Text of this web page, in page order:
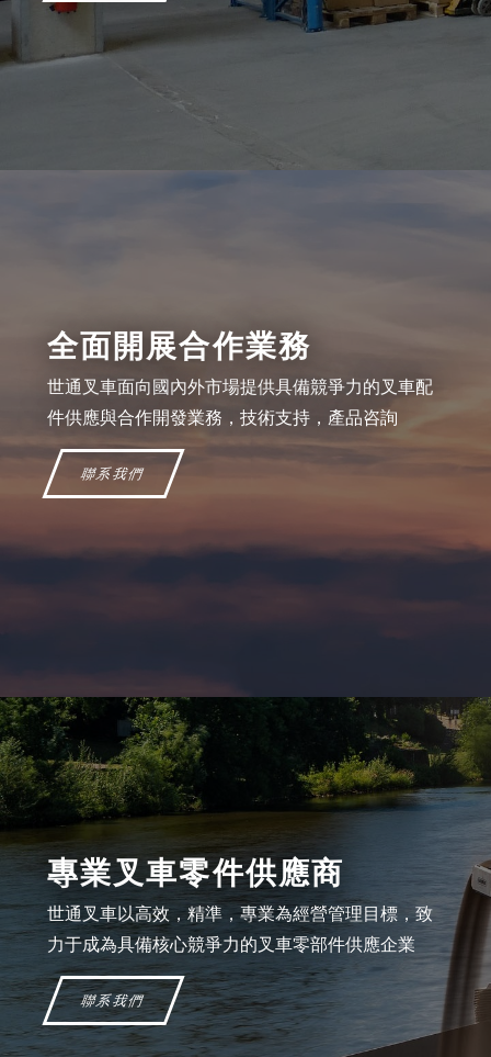
全面開展合作業務
世通叉車面向國內外市場提供具備競爭力的叉車配
件供應與合作開發業務，技術支持，產品咨詢
聯系我們
專業叉車零件供應商
世通叉車以高效，精準，專業為經營管理目標，致
力于成為具備核心競爭力的叉車零部件供應企業
聯系我們